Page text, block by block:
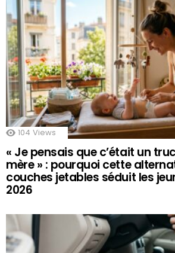
104 Views
« Je pensais que c’était un
mère » : pourquoi cette
couches jetables séduit les
2026